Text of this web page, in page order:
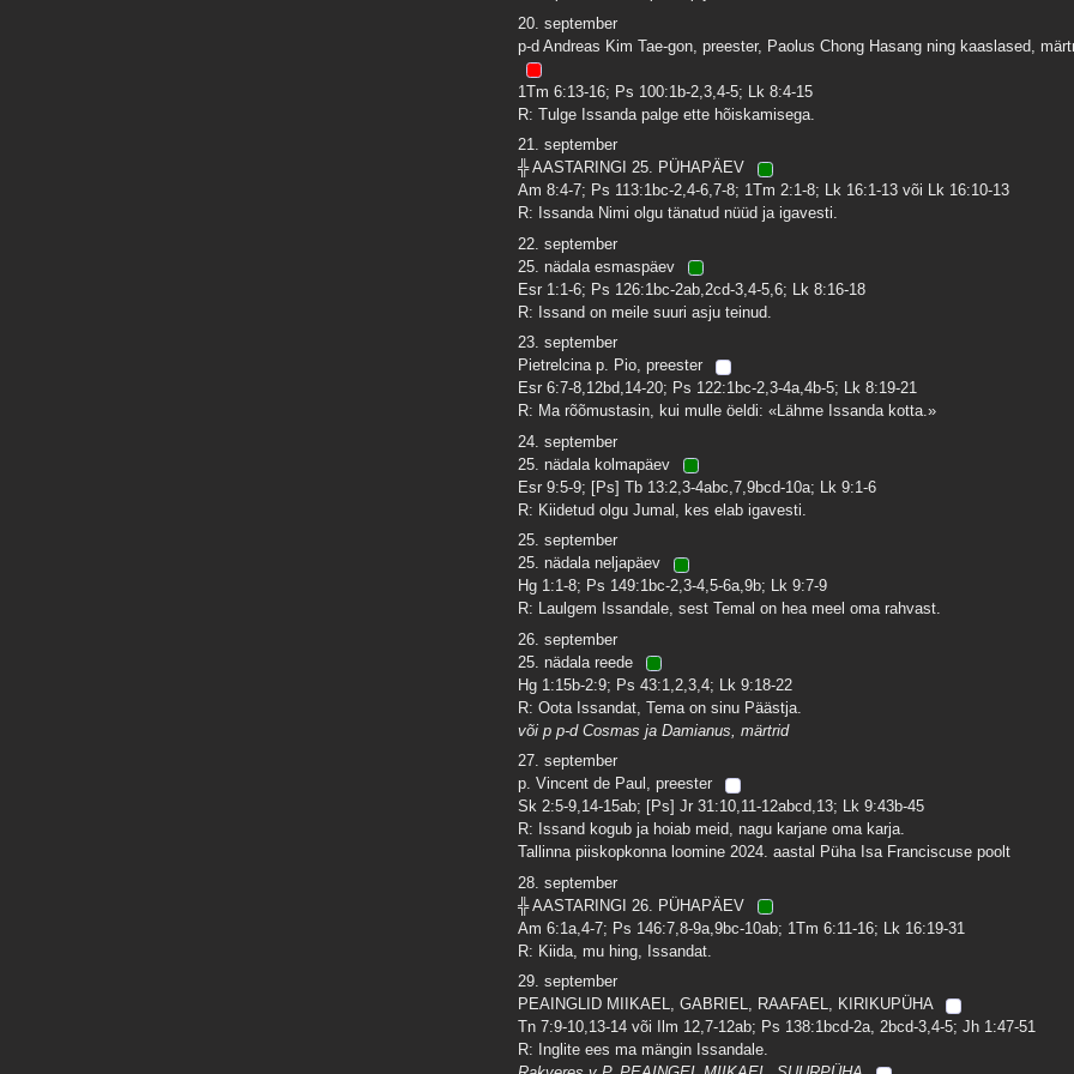
20. september
p-d Andreas Kim Tae-gon, preester, Paolus Chong Hasang ning kaaslased,
1Tm 6:13-16; Ps 100:1b-2,3,4-5; Lk 8:4-15
R: Tulge Issanda palge ette hõiskamisega.
21. september
╬ AASTARINGI 25. PÜHAPÄEV
Am 8:4-7; Ps 113:1bc-2,4-6,7-8; 1Tm 2:1-8; Lk 16:1-13 või Lk 16:10-13
R: Issanda Nimi olgu tänatud nüüd ja igavesti.
22. september
25. nädala esmaspäev
Esr 1:1-6; Ps 126:1bc-2ab,2cd-3,4-5,6; Lk 8:16-18
R: Issand on meile suuri asju teinud.
23. september
Pietrelcina p. Pio, preester
Esr 6:7-8,12bd,14-20; Ps 122:1bc-2,3-4a,4b-5; Lk 8:19-21
R: Ma rõõmustasin, kui mulle öeldi: «Lähme Issanda kotta.»
24. september
25. nädala kolmapäev
Esr 9:5-9; [Ps] Tb 13:2,3-4abc,7,9bcd-10a; Lk 9:1-6
R: Kiidetud olgu Jumal, kes elab igavesti.
25. september
25. nädala neljapäev
Hg 1:1-8; Ps 149:1bc-2,3-4,5-6a,9b; Lk 9:7-9
R: Laulgem Issandale, sest Temal on hea meel oma rahvast.
26. september
25. nädala reede
Hg 1:15b-2:9; Ps 43:1,2,3,4; Lk 9:18-22
R: Oota Issandat, Tema on sinu Päästja.
või p p-d Cosmas ja Damianus, märtrid
27. september
p. Vincent de Paul, preester
Sk 2:5-9,14-15ab; [Ps] Jr 31:10,11-12abcd,13; Lk 9:43b-45
R: Issand kogub ja hoiab meid, nagu karjane oma karja.
Tallinna piiskopkonna loomine 2024. aastal Püha Isa Franciscuse poolt
28. september
╬ AASTARINGI 26. PÜHAPÄEV
Am 6:1a,4-7; Ps 146:7,8-9a,9bc-10ab; 1Tm 6:11-16; Lk 16:19-31
R: Kiida, mu hing, Issandat.
29. september
PEAINGLID MIIKAEL, GABRIEL, RAAFAEL, KIRIKUPÜHA
Tn 7:9-10,13-14 või Ilm 12,7-12ab; Ps 138:1bcd-2a, 2bcd-3,4-5; Jh 1:47-51
R: Inglite ees ma mängin Issandale.